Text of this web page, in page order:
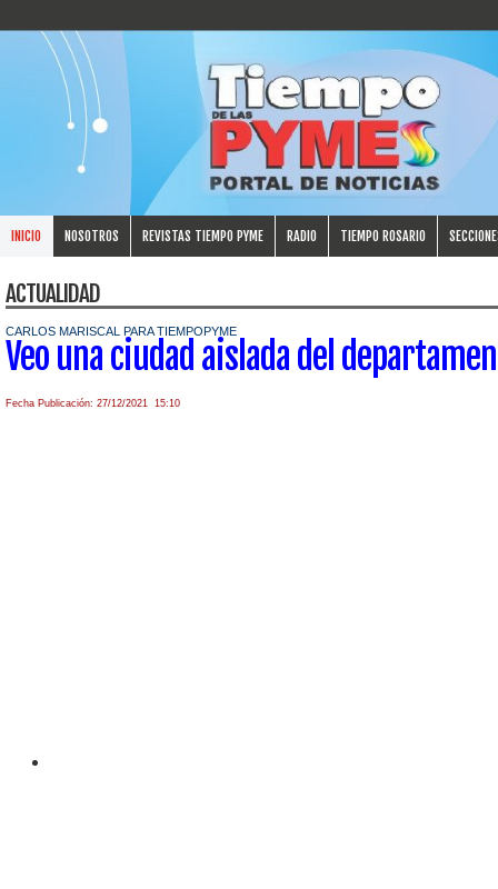
INICIO NOSOTROS REVISTAS TIEMPO PYME RADIO TIEMPO ROSARIO
ACTUALIDAD
CARLOS MARISCAL PARA TIEMPOPYME
Veo una ciudad aislada del
Fecha Publicación: 27/12/2021 15:10